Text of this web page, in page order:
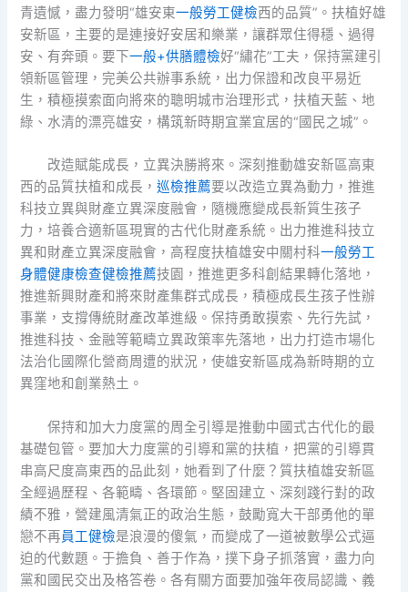
青遺憾，盡力發明“雄安東一般勞工健檢西的品質”。扶植好雄
安新區，主要的是連接好安居和樂業，讓群眾住得穩、過得
安、有奔頭。要下一般+供膳體檢好“繡花”工夫，保持黨建引
領新區管理，完美公共辦事系統，出力保證和改良平易近
生，積極摸索面向將來的聰明城市治理形式，扶植天藍、地
綠、水清的漂亮雄安，構筑新時期宜業宜居的“國民之城”。
改造賦能成長，立異決勝將來。深刻推動雄安新區高東
西的品質扶植和成長，巡檢推薦要以改造立異為動力，推進
科技立異與財產立異深度融會，隨機應變成長新質生孩子
力，培養合適新區現實的古代化財產系統。出力推進科技立
異和財產立異深度融會，高程度扶植雄安中關村科一般勞工
身體健康檢查健檢推薦技園，推進更多科創結果轉化落地，
推進新興財產和將來財產集群式成長，積極成長生孩子性辦
事業，支撐傳統財產改革進級。保持勇敢摸索、先行先試，
推進科技、金融等範疇立異政策率先落地，出力打造市場化
法治化國際化營商周遭的狀況，使雄安新區成為新時期的立
異窪地和創業熱土。
保持和加大力度黨的周全引導是推動中國式古代化的最
基礎包管。要加大力度黨的引導和黨的扶植，把黨的引導貫
串高尺度高東西的品此刻，她看到了什麼？質扶植雄安新區
全經過歷程、各範疇、各環節。堅固建立、深刻踐行對的政
績不雅，營建風清氣正的政治生態，鼓勵寬大干部勇他的單
戀不再員工健檢是浪漫的傻氣，而變成了一道被數學公式逼
迫的代數題。于擔負、善于作為，撲下身子抓落實，盡力向
黨和國民交出及格答卷。各有關方面要加強年夜局認識、義